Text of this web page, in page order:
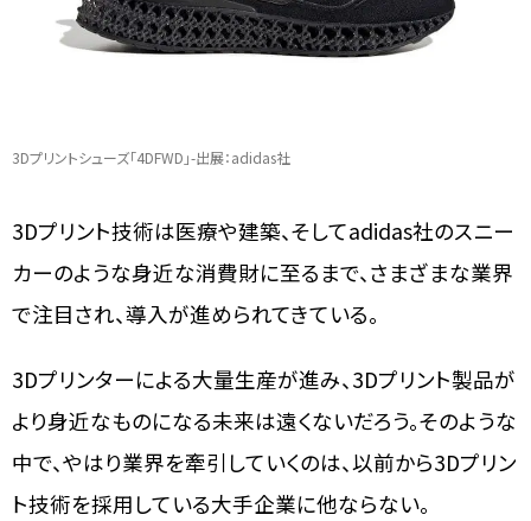
3Dプリントシューズ「4DFWD」-出展：adidas社
3Dプリント技術は医療や建築、そしてadidas社のスニー
カーのような身近な消費財に至るまで、さまざまな業界
で注目され、導入が進められてきている。
3Dプリンターによる大量生産が進み、3Dプリント製品が
より身近なものになる未来は遠くないだろう。そのような
中で、やはり業界を牽引していくのは、以前から3Dプリン
ト技術を採用している大手企業に他ならない。